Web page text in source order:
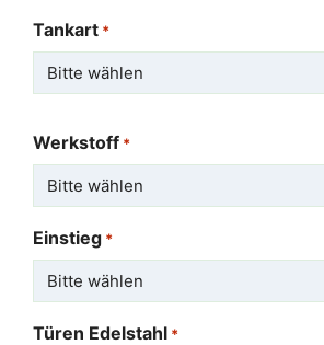
Tankart *
Werkstoff *
Einstieg *
Türen Edelstahl *